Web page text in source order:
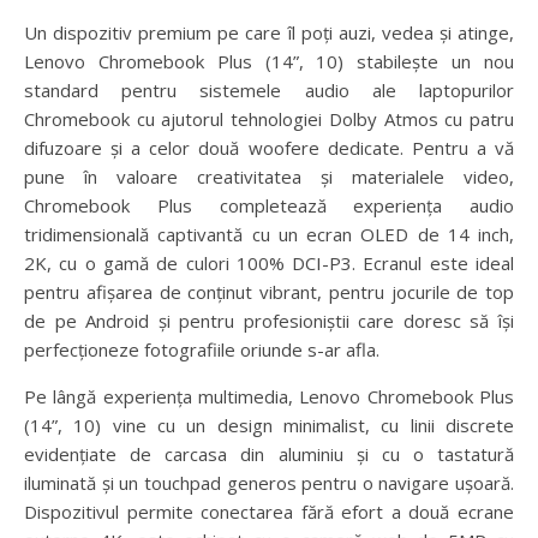
Un dispozitiv premium pe care îl poți auzi, vedea și atinge,
Lenovo Chromebook Plus (14”, 10) stabilește un nou
standard pentru sistemele audio ale laptopurilor
Chromebook cu ajutorul tehnologiei Dolby Atmos cu patru
difuzoare și a celor două woofere dedicate. Pentru a vă
pune în valoare creativitatea și materialele video,
Chromebook Plus completează experiența audio
tridimensională captivantă cu un ecran OLED de 14 inch,
2K, cu o gamă de culori 100% DCI-P3. Ecranul este ideal
pentru afișarea de conținut vibrant, pentru jocurile de top
de pe Android și pentru profesioniștii care doresc să își
perfecționeze fotografiile oriunde s-ar afla.
Pe lângă experiența multimedia, Lenovo Chromebook Plus
(14”, 10) vine cu un design minimalist, cu linii discrete
evidențiate de carcasa din aluminiu și cu o tastatură
iluminată și un touchpad generos pentru o navigare ușoară.
Dispozitivul permite conectarea fără efort a două ecrane